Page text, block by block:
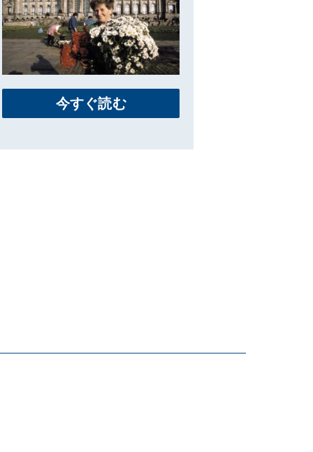
今すぐ読む